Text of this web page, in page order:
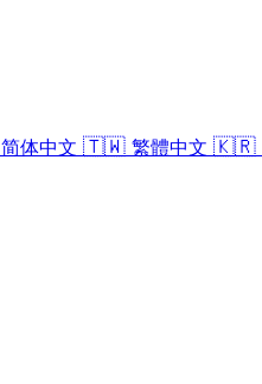
简体中文 🇹🇼 繁體中文 🇰🇷